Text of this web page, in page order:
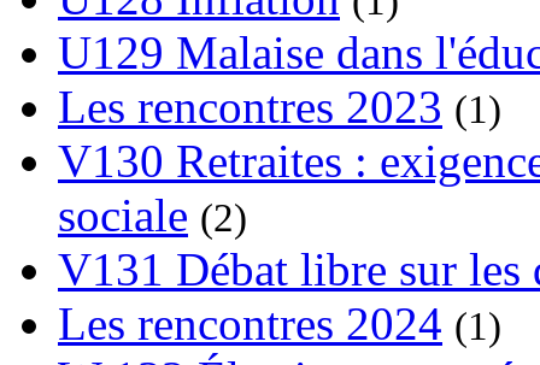
U129 Malaise dans
Les rencontres 2023 (1)
V130 Retraites :
sociale (2)
V131 Débat libre sur les
Les rencontres 2024 (1)